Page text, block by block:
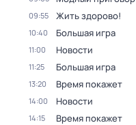
09:55 Жить здорово!
10:40 Большая игра
11:00 Новости
11:25 Большая игра
13:20 Время покажет
14:00 Новости
14:15 Время покажет